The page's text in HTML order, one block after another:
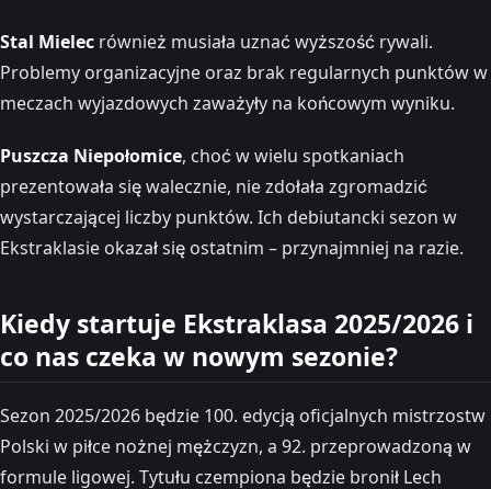
Stal Mielec również musiała uznać wyższość rywali.
Problemy organizacyjne oraz brak regularnych punktów w
meczach wyjazdowych zaważyły na końcowym wyniku.
Puszcza Niepołomice, choć w wielu spotkaniach
prezentowała się walecznie, nie zdołała zgromadzić
wystarczającej liczby punktów. Ich debiutancki sezon w
Ekstraklasie okazał się ostatnim – przynajmniej na razie.
Kiedy startuje Ekstraklasa 2025/2026 i
co nas czeka w nowym sezonie?
Sezon 2025/2026 będzie 100. edycją oficjalnych mistrzostw
Polski w piłce nożnej mężczyzn, a 92. przeprowadzoną w
formule ligowej. Tytułu czempiona będzie bronił Lech